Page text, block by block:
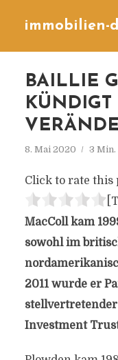
immobilien-
BAILLIE
8. Mai 2020 3 Min.
Click to rate this
MacColl kam
sowohl im
2011 wurde er
stellvertretender
Investment